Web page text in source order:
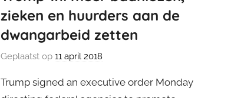
zieken en huurders aan de
dwangarbeid zetten
Geplaatst op11 april 2018
Trump signed an executive order Monday